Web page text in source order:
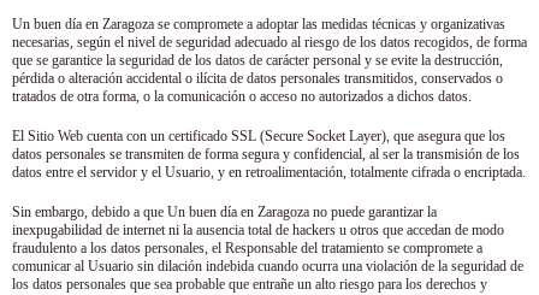
Un buen día en Zaragoza se compromete a adoptar las medidas técnicas y organizativas
necesarias, según el nivel de seguridad adecuado al riesgo de los datos recogidos, de forma
que se garantice la seguridad de los datos de carácter personal y se evite la destrucción,
pérdida o alteración accidental o ilícita de datos personales transmitidos, conservados o
tratados de otra forma, o la comunicación o acceso no autorizados a dichos datos.
El Sitio Web cuenta con un certificado SSL (Secure Socket Layer), que asegura que los
datos personales se transmiten de forma segura y confidencial, al ser la transmisión de los
datos entre el servidor y el Usuario, y en retroalimentación, totalmente cifrada o encriptada.
Sin embargo, debido a que Un buen día en Zaragoza no puede garantizar la
inexpugabilidad de internet ni la ausencia total de hackers u otros que accedan de modo
fraudulento a los datos personales, el Responsable del tratamiento se compromete a
comunicar al Usuario sin dilación indebida cuando ocurra una violación de la seguridad de
los datos personales que sea probable que entrañe un alto riesgo para los derechos y